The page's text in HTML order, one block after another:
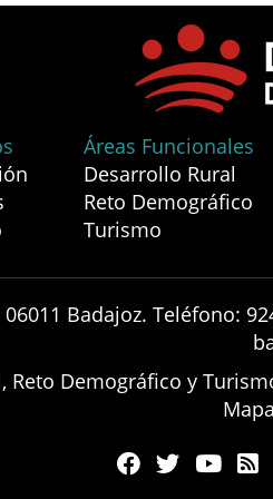
Áreas Funcionales
Desarrollo Rural
Reto Demográfico
Turismo
Badajoz. Teléfono:
Reto Demográfico y